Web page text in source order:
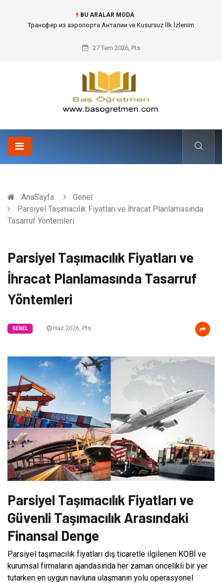
BU ARALAR MODA
Kafes Sandık ve Peyzaj Mimarisinde Dev Bitkilerin Transferi
27 Tem 2026, Pts
AnaSayfa
Genel
Parsiyel Taşımacılık Fiyatları ve İhracat Planlamasında
Tasarruf Yöntemleri
Parsiyel Taşımacılık Fiyatları ve
İhracat Planlamasında Tasarruf
Yöntemleri
GENEL Haz 2026, Pts
Parsiyel Taşımacılık Fiyatları ve
Güvenli Taşımacılık Arasındaki
Finansal Denge
Parsiyel taşımacılık fiyatları dış ticaretle ilgilenen KOBİ ve
kurumsal firmaların ajandasında her zaman öncelikli bir yer
tutarken en uygun navluna ulaşmanın yolu operasyonel